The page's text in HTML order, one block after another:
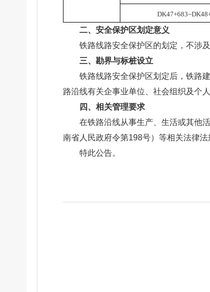
二、安全保护区划定意义
铁路线路安全保护区的划定，不涉
三、勘界与标桩设立
铁路线路安全保护区划定后，铁路
路沿线有关企事业单位、社会组织及个
四、相关管理要求
在铁路沿线从事生产、生活或其他
南省人民政府令第198号）等相关法律法
特此公告。